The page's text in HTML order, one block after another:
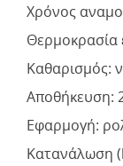
Χρόνος
Θερμοκρασία
Καθαρισμός:
Αποθήκευση:
Εφαρμογή:
Κατανάλωση